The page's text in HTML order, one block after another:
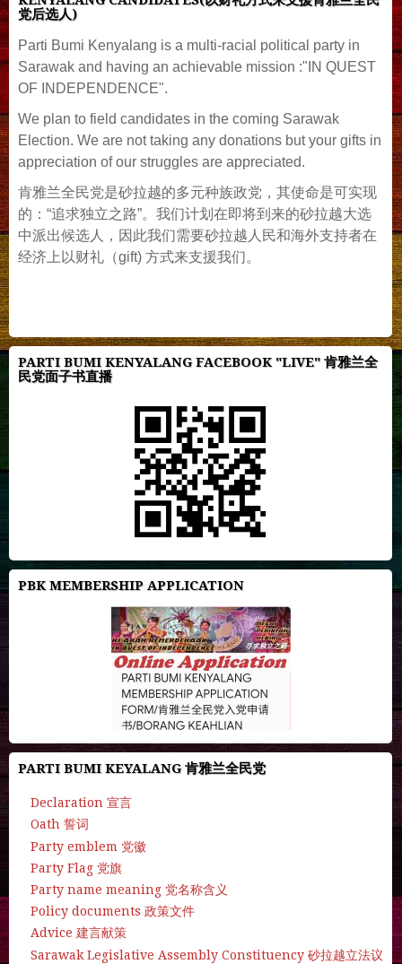
党后选人)
Parti Bumi Kenyalang is a multi-racial political party in
Sarawak and having an achievable mission :"IN QUEST
OF INDEPENDENCE".
We plan to field candidates in the coming Sarawak
Election. We are not taking any donations but your gifts in
appreciation of our struggles are appreciated.
肯雅兰全民党是砂拉越的多元种族政党，其使命是可实现
的：“追求独立之路”。我们计划在即将到来的砂拉越大选
中派出候选人，因此我们需要砂拉越人民和海外支持者在
经济上以财礼（gift) 方式来支援我们。
PARTI BUMI KENYALANG FACEBOOK "LIVE" 肯雅兰全
民党面子书直播
PBK MEMBERSHIP APPLICATION
PARTI BUMI KEYALANG 肯雅兰全民党
Declaration 宣言
Oath 誓词
Party emblem 党徽
Party Flag 党旗
Party name meaning 党名称含义
Policy documents 政策文件
Advice 建言献策
Sarawak Legislative Assembly Constituency 砂拉越立法议